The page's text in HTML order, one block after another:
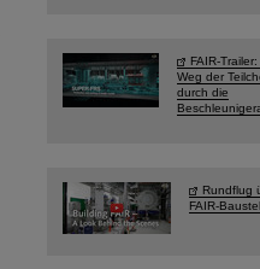
FAIR-
Weg der
durch die
Rundflug
FAIR-